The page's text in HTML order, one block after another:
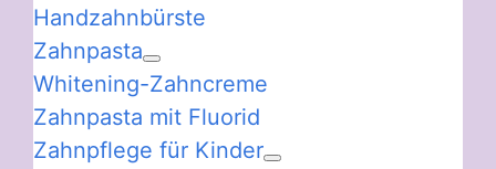
Handzahnbürste
Zahnpasta
Whitening-Zahncreme
Zahnpasta mit Fluorid
Zahnpflege für Kinder